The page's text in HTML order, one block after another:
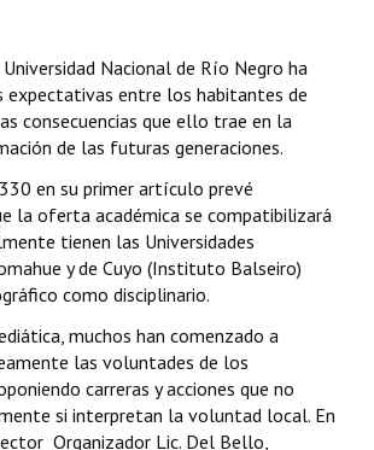
Coordinadora
Públicas
Presidencia
Nacional de Río Negro ha
expectativas entre los habitantes de
consecuencias que ello trae en la
de las futuras generaciones.
en su primer artículo prevé
la oferta académica se compatibilizará
tienen las Universidades
y de Cuyo (Instituto Balseiro)
como disciplinario.
muchos han comenzado a
las voluntades de los
carreras y acciones que no
si interpretan la voluntad local. En
 Organizador Lic. Del Bello,